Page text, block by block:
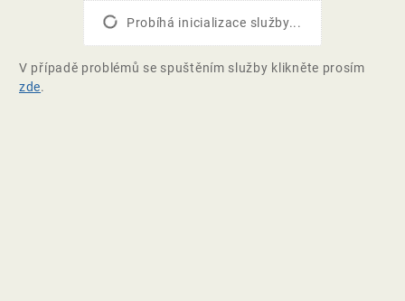
Probíhá inicializace služby...
V případě problémů se spuštěním služby klikněte prosím
zde.